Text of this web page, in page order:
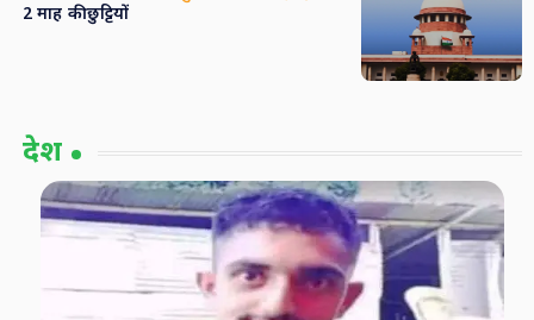
2 माह की छुट्टियों
देश